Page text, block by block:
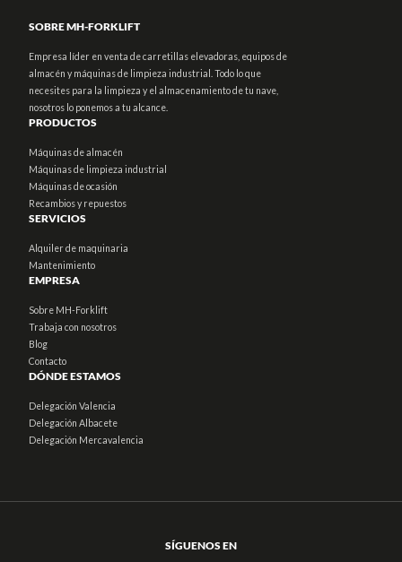
SOBRE MH-FORKLIFT
Empresa líder en venta de carretillas elevadoras, equipos de
almacén y máquinas de limpieza industrial. Todo lo que
necesites para la limpieza y el almacenamiento de tu nave,
nosotros lo ponemos a tu alcance.
PRODUCTOS
Máquinas de almacén
Máquinas de limpieza industrial
Máquinas de ocasión
Recambios y repuestos
SERVICIOS
Alquiler de maquinaria
Mantenimiento
EMPRESA
Sobre MH-Forklift
Trabaja con nosotros
Blog
Contacto
DÓNDE ESTAMOS
Delegación Valencia
Delegación Albacete
Delegación Mercavalencia
SÍGUENOS EN